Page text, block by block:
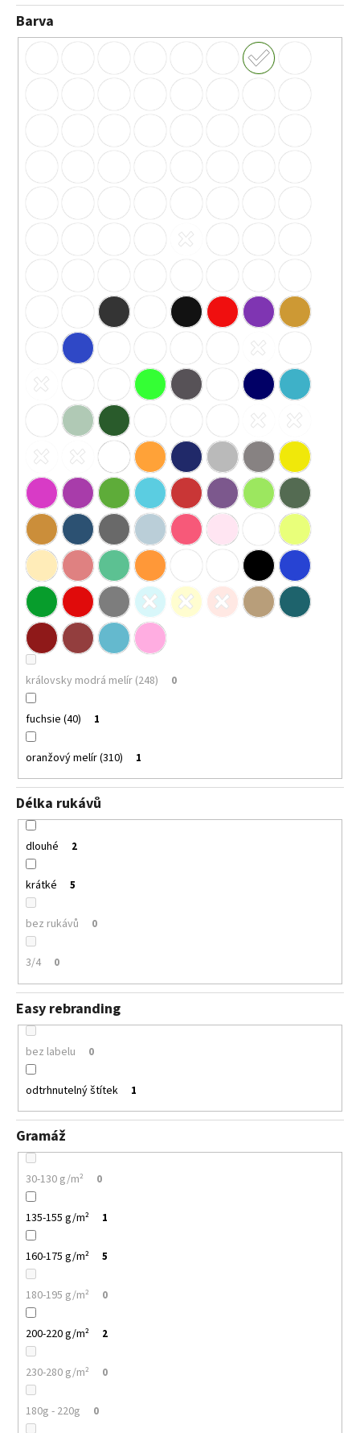
Barva
královsky modrá melír (248) 0
fuchsie (40) 1
oranžový melír (310) 1
Délka rukávů
dlouhé 2
krátké 5
bez rukávů 0
3/4 0
Easy rebranding
bez labelu 0
odtrhnutelný štítek 1
Gramáž
30-130 g/m² 0
135-155 g/m² 1
160-175 g/m² 5
180-195 g/m² 0
200-220 g/m² 2
230-280 g/m² 0
180g - 220g 0